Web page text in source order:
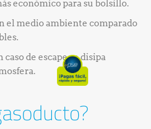
económico para su bolsillo.
el medio ambiente comparado
caso de escape se disipa